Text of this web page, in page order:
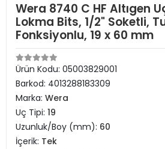
Wera 8740 C HF Altıgen
Lokma Bits, 1/2" Soketli,
Fonksiyonlu, 19 x 60 mm
Ürün Kodu: 05003829001
Barkod: 4013288183309
Marka: Wera
Uç Tipi: 19
Uzunluk/Boy (mm): 60
İçerik: Tek